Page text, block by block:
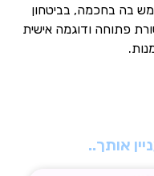
בה בחכמה, בביטחון
פתוחה ודוגמה אישית
אותך..